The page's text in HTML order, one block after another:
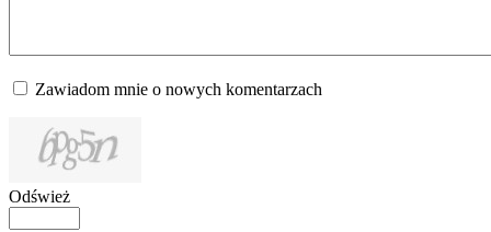
Zawiadom mnie o nowych komentarzach
Odśwież